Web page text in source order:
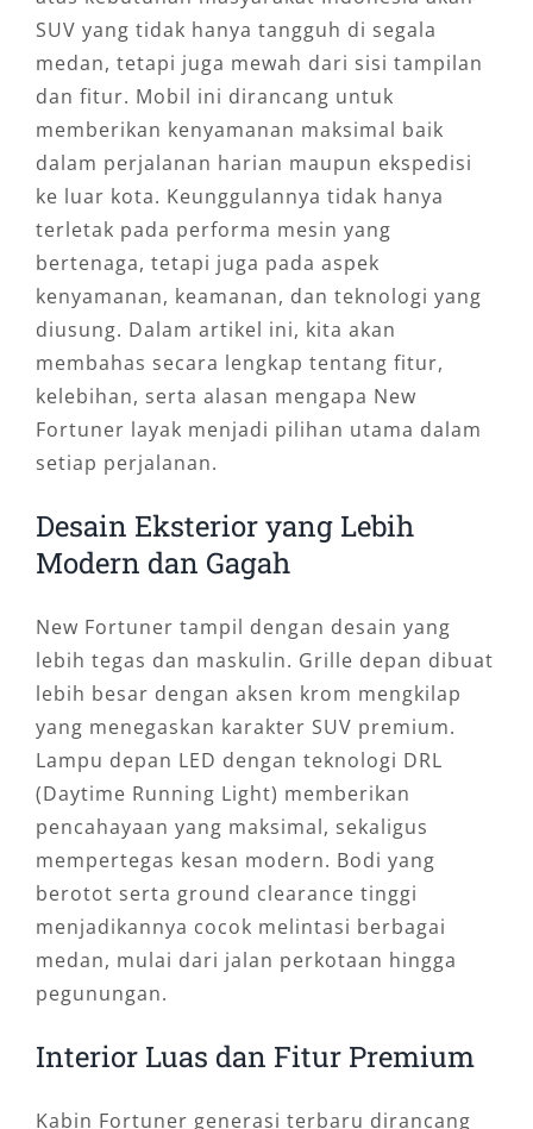
SUV yang tidak hanya tangguh di segala
medan, tetapi juga mewah dari sisi tampilan
dan fitur. Mobil ini dirancang untuk
memberikan kenyamanan maksimal baik
dalam perjalanan harian maupun ekspedisi
ke luar kota. Keunggulannya tidak hanya
terletak pada performa mesin yang
bertenaga, tetapi juga pada aspek
kenyamanan, keamanan, dan teknologi yang
diusung. Dalam artikel ini, kita akan
membahas secara lengkap tentang fitur,
kelebihan, serta alasan mengapa New
Fortuner layak menjadi pilihan utama dalam
setiap perjalanan.
Desain Eksterior yang Lebih
Modern dan Gagah
New Fortuner tampil dengan desain yang
lebih tegas dan maskulin. Grille depan dibuat
lebih besar dengan aksen krom mengkilap
yang menegaskan karakter SUV premium.
Lampu depan LED dengan teknologi DRL
(Daytime Running Light) memberikan
pencahayaan yang maksimal, sekaligus
mempertegas kesan modern. Bodi yang
berotot serta ground clearance tinggi
menjadikannya cocok melintasi berbagai
medan, mulai dari jalan perkotaan hingga
pegunungan.
Interior Luas dan Fitur Premium
Kabin Fortuner generasi terbaru dirancang